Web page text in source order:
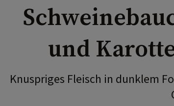
und
Knuspriges Fleisch in dunklem